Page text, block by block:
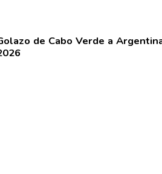
de Cabo Verde a